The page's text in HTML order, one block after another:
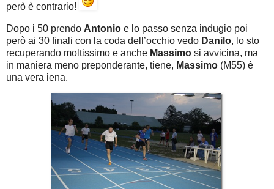
però è contrario!
Dopo i 50 prendo Antonio e lo passo senza indugio poi
però ai 30 finali con la coda dell’occhio vedo Danilo, lo sto
recuperando moltissimo e anche Massimo si avvicina, ma
in maniera meno preponderante, tiene, Massimo (M55) è
una vera iena.